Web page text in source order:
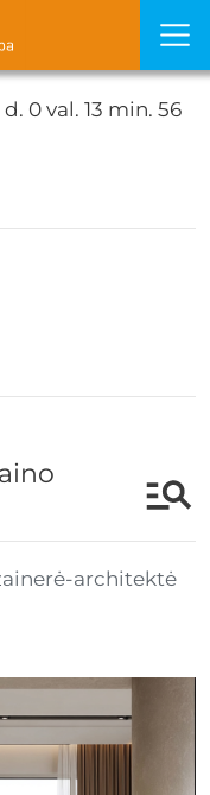
d. 0 val. 13 min. 55
architektė